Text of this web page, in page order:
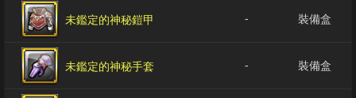
未鑑定的神秘鎧甲 - 裝備盒
未鑑定的神秘手套 - 裝備盒